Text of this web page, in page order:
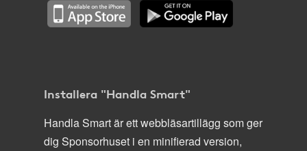
Installera "Handla Smart"
Handla Smart är ett webbläsartillägg som ger
dig Sponsorhuset i en minifierad version,